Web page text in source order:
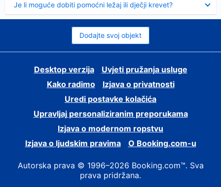
Je li moguće dobiti pomoćni ležaj ili dječji krevet?
Dodajte svoj objekt
Desktop verzija
Uvjeti pružanja usluge
Kako radimo
Izjava o privatnosti
Uredi postavke kolačića
Upravljaj personaliziranim preporukama
Izjava o modernom ropstvu
Izjava o ljudskim pravima
O Booking.com-u
Autorska prava © 1996–2026 Booking.com™. Sva
prava pridržana.